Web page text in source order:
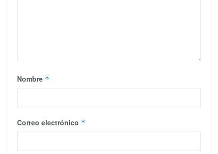
Nombre *
Correo electrónico *